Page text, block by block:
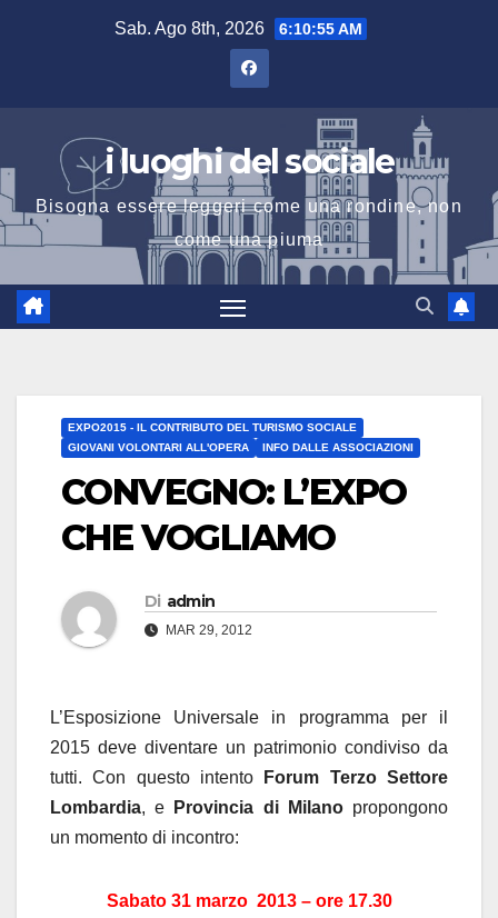
Sab. Ago 8th, 2026 6:10:56 AM
i luoghi del sociale
Bisogna essere leggeri come una rondine, non
come una piuma
EXPO2015 - IL CONTRIBUTO DEL TURISMO SOCIALE
GIOVANI VOLONTARI ALL'OPERA
INFO DALLE ASSOCIAZIONI
CONVEGNO: L’EXPO
CHE VOGLIAMO
Di admin
MAR 29, 2012
L’Esposizione Universale in programma per il
2015 deve diventare un patrimonio condiviso da
tutti. Con questo intento
Forum Terzo Settore
Lombardia, e Provincia di Milanopropongono
un momento di incontro:
Sabato 31 marzo 2013 – ore 17.30